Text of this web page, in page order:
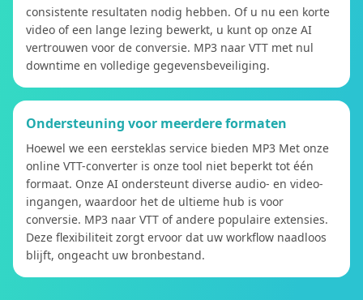
consistente resultaten nodig hebben. Of u nu een korte
video of een lange lezing bewerkt, u kunt op onze AI
vertrouwen voor de conversie. MP3 naar VTT met nul
downtime en volledige gegevensbeveiliging.
Ondersteuning voor meerdere formaten
Hoewel we een eersteklas service bieden MP3 Met onze
online VTT-converter is onze tool niet beperkt tot één
formaat. Onze AI ondersteunt diverse audio- en video-
ingangen, waardoor het de ultieme hub is voor
conversie. MP3 naar VTT of andere populaire extensies.
Deze flexibiliteit zorgt ervoor dat uw workflow naadloos
blijft, ongeacht uw bronbestand.